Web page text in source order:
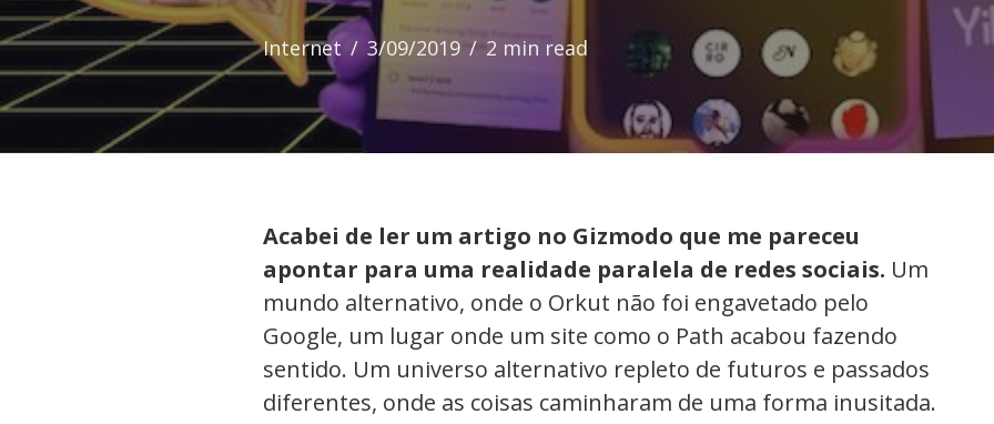
Internet 3/09/2019 2 min read
Acabei de ler um artigo no Gizmodo que me pareceu
apontar para uma realidade paralela de redes sociais. Um
mundo alternativo, onde o Orkut não foi engavetado pelo
Google, um lugar onde um site como o Path acabou fazendo
sentido. Um universo alternativo repleto de futuros e passados
diferentes, onde as coisas caminharam de uma forma inusitada.